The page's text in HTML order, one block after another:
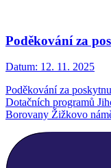
Poděkování za
Datum: 12. 11. 2025
Poděkování za
Dotačních programů
Borovany Žižkovo